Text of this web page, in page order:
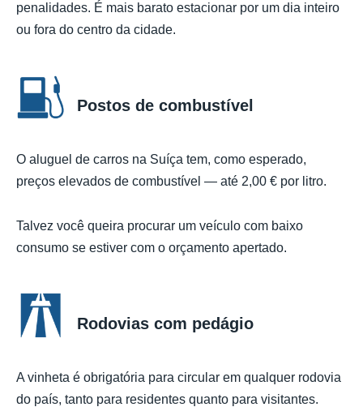
penalidades. É mais barato estacionar por um dia inteiro
ou fora do centro da cidade.
Postos de combustível
O aluguel de carros na Suíça tem, como esperado,
preços elevados de combustível — até 2,00 € por litro.
Talvez você queira procurar um veículo com baixo
consumo se estiver com o orçamento apertado.
Rodovias com pedágio
A vinheta é obrigatória para circular em qualquer rodovia
do país, tanto para residentes quanto para visitantes.